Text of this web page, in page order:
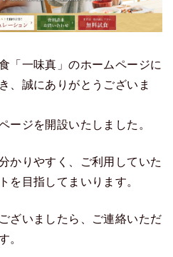
「一味真」のホームページに
、誠にありがとうございま
ージを開設いたしました。
かりやすく、ご利用していた
を目指してまいります。
ざいましたら、ご連絡いただ
。